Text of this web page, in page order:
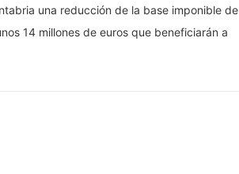
una reducción de la base imponible de
14 millones de euros que beneficiarán a